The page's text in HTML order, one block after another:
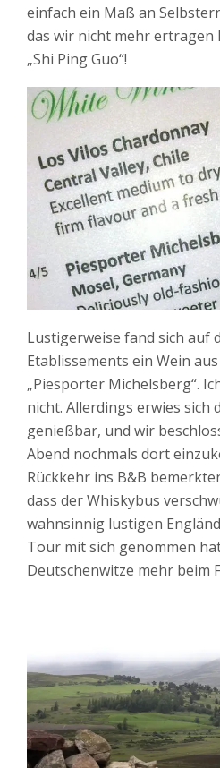
einfach ein Maß an
das wir nicht mehr ertragen
„Shi Ping Guo“!
Lustigerweise fand sich auf
Etablissements ein Wein
„Piesporter Michelsberg“.
nicht. Allerdings erwies sich
genießbar, und wir
Abend nochmals dort
Rückkehr ins B&B
dass der Whiskybus
wahnsinnig lustigen
Tour mit sich genommen
Deutschenwitze mehr beim